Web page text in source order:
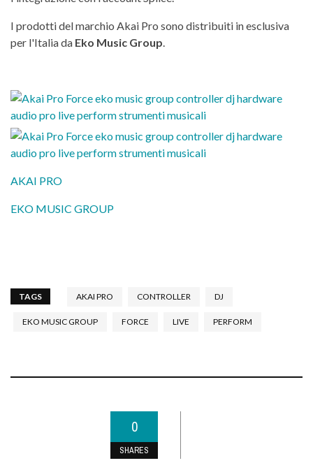
I prodotti del marchio Akai Pro sono distribuiti in esclusiva
per l'Italia da Eko Music Group
AKAI PRO
EKO MUSIC GROUP
TAGS AKAI PRO CONTROLLER DJ
EKO MUSIC GROUP FORCE LIVE PERFORM
0
SHARES